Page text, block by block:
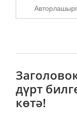
дүрт
көтә!